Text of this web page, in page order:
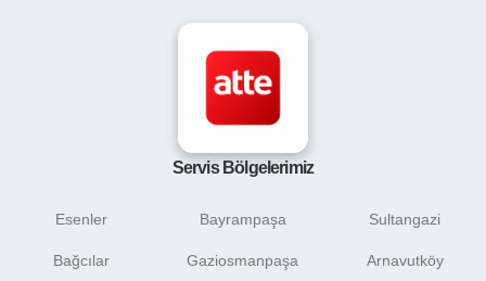
Servis Bölgelerimiz
Esenler
Bağcılar
Bayrampaşa
Gaziosmanpaşa
Sultangazi
Arnavutköy